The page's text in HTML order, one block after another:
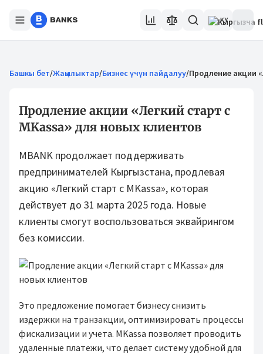
KY
Башкы бет/Жаңылыктар/Бизнес үчүн пайдалуу/Продление акции
Продление акции «Легкий старт с
MKassa» для новых клиентов
MBANK продолжает поддерживать
предпринимателей Кыргызстана, продлевая
акцию «Легкий старт с MKassa», которая
действует до 31 марта 2025 года. Новые
клиенты смогут воспользоваться эквайрингом
без комиссии.
Это предложение помогает бизнесу снизить
издержки на транзакции, оптимизировать процессы
фискализации и учета. MKassa позволяет проводить
удаленные платежи, что делает систему удобной для